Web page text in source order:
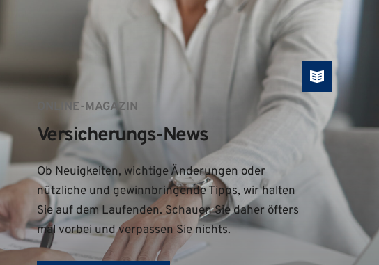
ONLINE-MAGAZIN
Versicherungs-News
Ob Neuigkeiten, wichtige Änderungen oder
nützliche und gewinnbringende Tipps, wir halten
Sie auf dem Laufenden. Schauen Sie daher öfters
mal vorbei und verpassen Sie nichts.